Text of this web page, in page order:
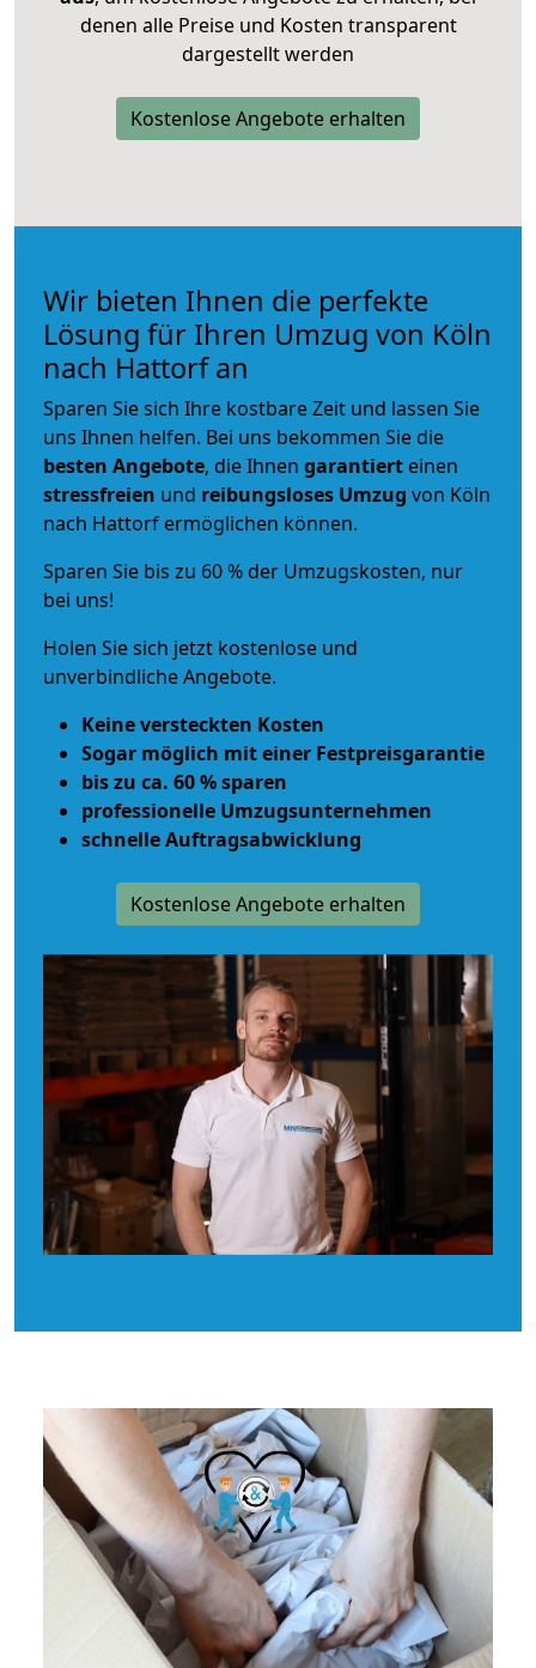
denen alle Preise und Kosten transparent
dargestellt werden
Kostenlose Angebote erhalten
Wir bieten Ihnen die perfekte
Lösung für Ihren Umzug von Köln
nach Hattorf an
Sparen Sie sich Ihre kostbare Zeit und lassen Sie
uns Ihnen helfen. Bei uns bekommen Sie die
besten Angebote, die Ihnen garantiert einen
stressfreien und reibungsloses Umzug von Köln
nach Hattorf ermöglichen können.
Sparen Sie bis zu 60 % der Umzugskosten, nur
bei uns!
Holen Sie sich jetzt kostenlose und
unverbindliche Angebote.
Keine versteckten Kosten
Sogar möglich mit einer Festpreisgarantie
bis zu ca. 60 % sparen
professionelle Umzugsunternehmen
schnelle Auftragsabwicklung
Kostenlose Angebote erhalten